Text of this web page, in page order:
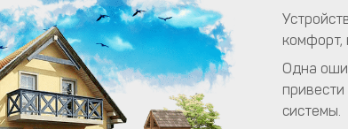
комфорт,
Одна
системы.